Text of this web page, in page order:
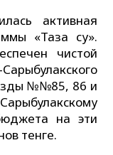
активная
«Таза су».
чистой
№№85, 86 и
на эти
тенге.